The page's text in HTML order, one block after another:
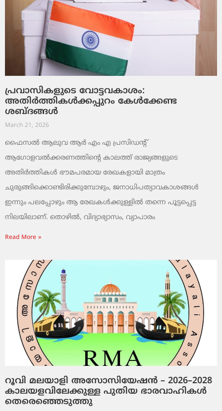
പ്രവാസികളുടെ വോട്ടവകാശം:
അതിർത്തികൾക്കപ്പുറം കേൾക്കേണ്ട
ശബ്ദങ്ങൾ
March 21, 2026
ഫൈസൽ ആലുവ ആർ എം എ പ്രസിഡന്റ്
ആഗോളവൽക്കരണത്തിന്റെ കാലത്ത് രാജ്യങ്ങളുടെ
അതിർത്തികൾ ഭൗമപരമായ രേഖകളായി മാത്രം
ചുരുങ്ങിക്കൊണ്ടിരിക്കുമ്പോഴും, ജനാധിപത്യാവകാശങ്ങൾ
ഇന്നും പലപ്പോഴും ആ രേഖകൾക്കുള്ളിൽ തന്നെ പൂട്ടപ്പെട്ട
നിലയിലാണ്. തൊഴിൽ, വിദ്യാഭ്യാസം, വ്യാപാരം
Read More »
റൂവി മലയാളി അസോസിയേഷൻ – 2026–2028
കാലയളവിലേക്കുള്ള പുതിയ ഭാരവാഹികൾ
തെരെഞ്ഞെടുത്തു